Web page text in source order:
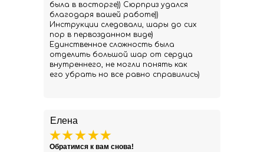
Елена
Обратимся к вам снова!
была в восторге)) Сюрприз удался
благодаря вашей работе))
Инструкции следовали, шары до сих
пор в первозданном виде)
Единственное сложность была
отделить большой шар от сердца
внутреннего, не могли понять как
его убрать но все равно справились)